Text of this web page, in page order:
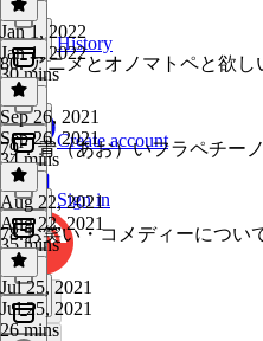
History
Create account
Sign in
Jan 1, 2022
Jan 1, 2022
30 mins
80. アニメとオノマトペと欲し
Sep 26, 2021
Sep 26, 2021
34 mins
79．青（あお）いフラペチー
Aug 22, 2021
Aug 22, 2021
35 mins
78.お笑い・コメディーについ
Jul 25, 2021
Jul 25, 2021
26 mins